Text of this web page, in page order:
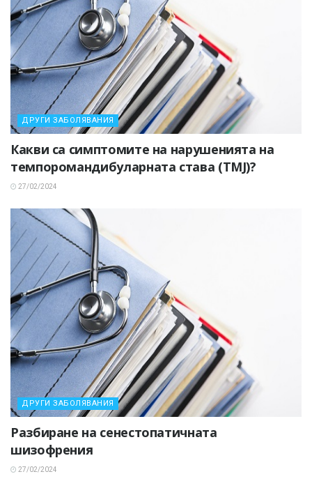
ДРУГИ ЗАБОЛЯВАНИЯ
Какви са симптомите на нарушенията на
темпоромандибуларната става (TMJ)?
27/02/2024
ДРУГИ ЗАБОЛЯВАНИЯ
Разбиране на сенестопатичната
шизофрения
27/02/2024